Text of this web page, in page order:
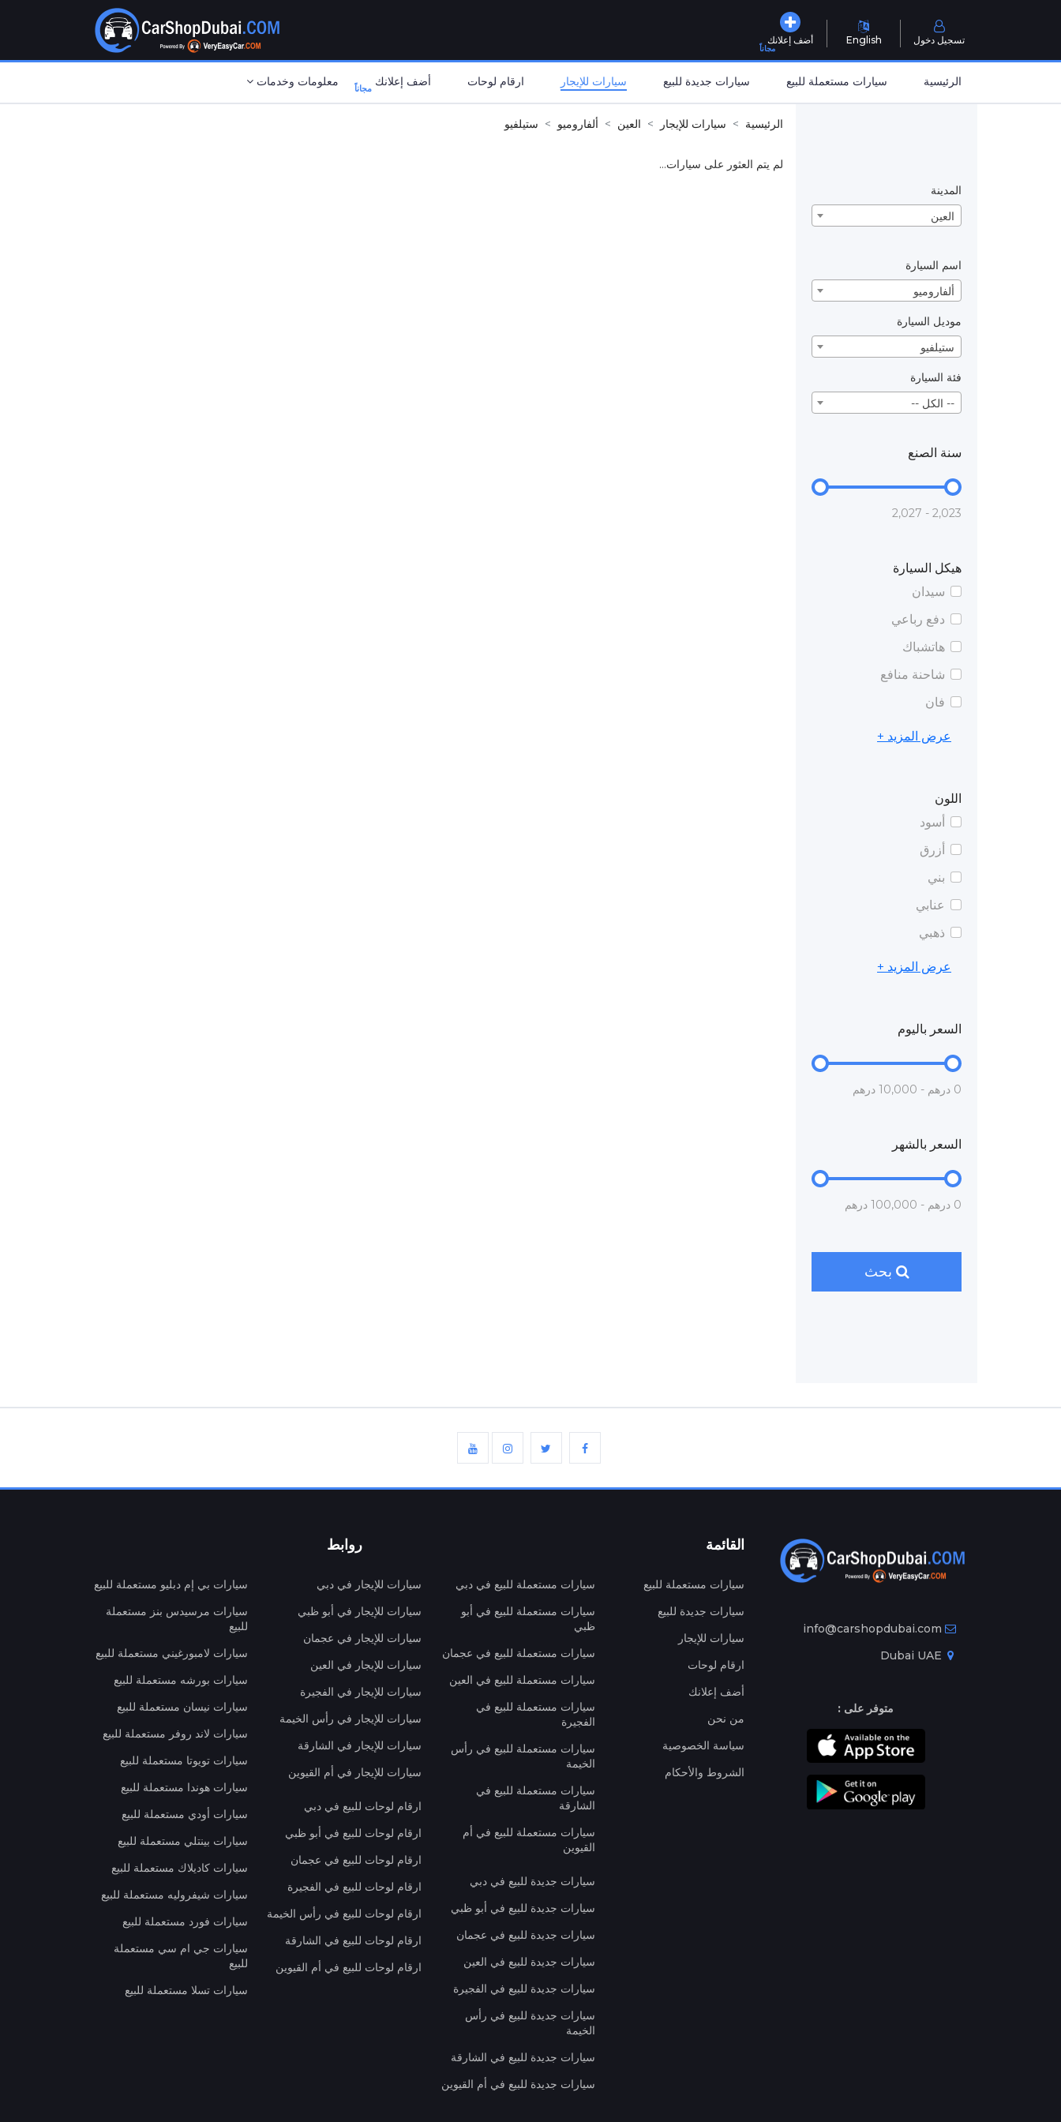
أضف إعلانك
مجاناً
English تسجيل دخول
الرئيسية سيارات مستعملة للبيع سيارات جديدة للبيع سيارات للإيجار ارقام لوحات أضف إعلانك مجاناً معلومات وخدمات
المدينة
العين
اسم السيارة
ألفاروميو
موديل السيارة
ستيلفيو
فئة السيارة
-- الكل --
سنة الصنع
2,023 - 2,027
هيكل السيارة
سيدان
دفع رباعي
هاتشباك
شاحنة منافع
فان
عرض المزيد +
اللون
أسود
أزرق
بني
عنابي
ذهبي
عرض المزيد +
السعر باليوم
0 درهم - 10,000 درهم
السعر بالشهر
0 درهم - 100,000 درهم
بحث
الرئيسية سيارات للإيجار العين ألفاروميو ستيلفيو
لم يتم العثور على سيارات...
info@carshopdubai.com
متوفر على :
القائمة
سيارات مستعملة للبيع
سيارات جديدة للبيع
سيارات للإيجار
ارقام لوحات
أضف إعلانك
من نحن
سياسة الخصوصية
الشروط والأحكام
روابط
سيارات مستعملة للبيع في دبي
سيارات مستعملة للبيع في أبو
ظبي
سيارات مستعملة للبيع في عجمان
سيارات مستعملة للبيع في العين
سيارات مستعملة للبيع في
الفجيرة
سيارات مستعملة للبيع في رأس
الخيمة
سيارات مستعملة للبيع في
الشارقة
سيارات مستعملة للبيع في أم
القيوين
سيارات جديدة للبيع في دبي
سيارات جديدة للبيع في أبو ظبي
سيارات جديدة للبيع في عجمان
سيارات جديدة للبيع في العين
سيارات جديدة للبيع في الفجيرة
سيارات جديدة للبيع في رأس
الخيمة
سيارات جديدة للبيع في الشارقة
سيارات جديدة للبيع في أم القيوين
سيارات للإيجار في دبي
سيارات للإيجار في أبو ظبي
سيارات للإيجار في عجمان
سيارات للإيجار في العين
سيارات للإيجار في الفجيرة
سيارات للإيجار في رأس الخيمة
سيارات للإيجار في الشارقة
سيارات للإيجار في أم القيوين
ارقام لوحات للبيع في دبي
ارقام لوحات للبيع في أبو ظبي
ارقام لوحات للبيع في عجمان
ارقام لوحات للبيع في الفجيرة
ارقام لوحات للبيع في رأس الخيمة
ارقام لوحات للبيع في الشارقة
ارقام لوحات للبيع في أم القيوين
سيارات بي إم دبليو مستعملة للبيع
سيارات مرسيدس بنز مستعملة
للبيع
سيارات لامبورغيني مستعملة للبيع
سيارات بورشه مستعملة للبيع
سيارات نيسان مستعملة للبيع
سيارات لاند روفر مستعملة للبيع
سيارات تويوتا مستعملة للبيع
سيارات هوندا مستعملة للبيع
سيارات أودي مستعملة للبيع
سيارات بينتلي مستعملة للبيع
سيارات كاديلاك مستعملة للبيع
سيارات شيفروليه مستعملة للبيع
سيارات فورد مستعملة للبيع
سيارات جي ام سي مستعملة
للبيع
سيارات تسلا مستعملة للبيع